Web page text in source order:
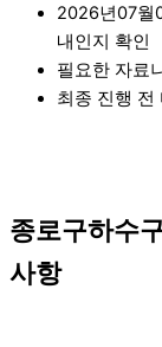
2026년07월
내인지 확인
필요한 자료
최종 진행 전
종로구하수
사항